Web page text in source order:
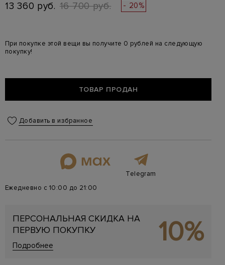
13 360 руб. 16 700 руб. - 20%
При покупке этой вещи вы получите 0 рублей на следующую
покупку!
ТОВАР ПРОДАН
Добавить в избранное
Telegram
Ежедневно с 10:00 до 21:00
ПЕРСОНАЛЬНАЯ СКИДКА НА
ПЕРВУЮ ПОКУПКУ
Подробнее 10%